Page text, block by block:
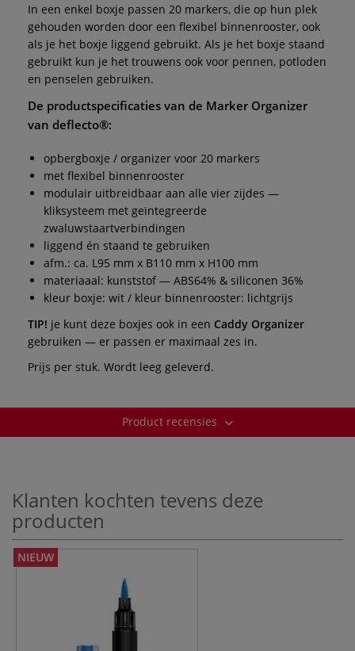
In een enkel boxje passen 20 markers, die op hun plek
gehouden worden door een flexibel binnenrooster, ook
als je het boxje liggend gebruikt. Als je het boxje staand
gebruikt kun je het trouwens ook voor pennen, potloden
en penselen gebruiken.
De productspecificaties van de Marker Organizer
van deflecto®:
opbergboxje / organizer voor 20 markers
met flexibel binnenrooster
modulair uitbreidbaar aan alle vier zijdes —
kliksysteem met geïntegreerde
zwaluwstaartverbindingen
liggend én staand te gebruiken
afm.: ca. L95 mm x B110 mm x H100 mm
materiaaal: kunststof — ABS64% & siliconen 36%
kleur boxje: wit / kleur binnenrooster: lichtgrijs
TIP! je kunt deze boxjes ook in een Caddy Organizer
gebruiken — er passen er maximaal zes in.
Prijs per stuk. Wordt leeg geleverd.
Product recensies
Klanten kochten tevens deze
producten
NIEUW